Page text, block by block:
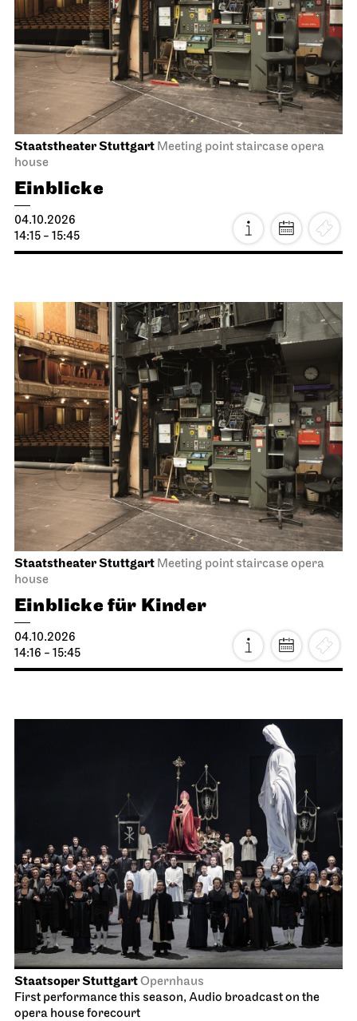
Staatstheater Stuttgart Meeting point staircase opera
house
Einblicke
04.10.2026
14:15 - 15:45
Staatstheater Stuttgart Meeting point staircase opera
house
Einblicke für Kinder
04.10.2026
14:16 - 15:45
Staatsoper StuttgartOpernhaus
First performance this season, Audio broadcast on the
opera house forecourt